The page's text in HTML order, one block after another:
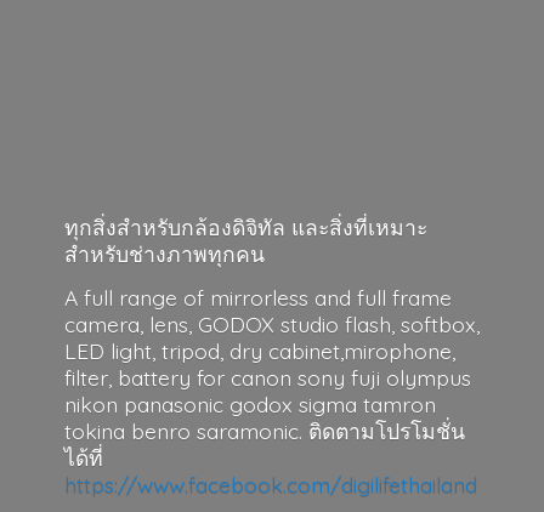
ทุกสิ่งสำหรับกล้องดิจิทัล และสิ่งที่เหมาะ
สำหรับช่างภาพทุกคน
A full range of mirrorless and full frame
camera, lens, GODOX studio flash, softbox,
LED light, tripod, dry cabinet,mirophone,
filter, battery for canon sony fuji olympus
nikon panasonic godox sigma tamron
tokina benro saramonic. ติดตามโปรโมชั่น
ได้ที่
https://www.facebook.com/digilifethailand